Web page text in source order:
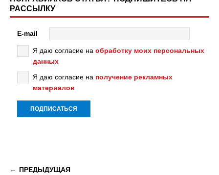
РАССЫЛКУ
E-mail
Я даю согласие на обработку моих персональных
данных
Я даю согласие на получение рекламных
материалов
ПРЕДЫДУЩАЯ